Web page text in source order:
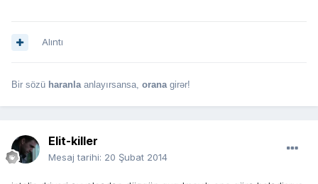
Alıntı
Bir sözü haranla anlayırsansa, orana girər!
Elit-killer
Mesaj tarihi: 20 Şubat 2014